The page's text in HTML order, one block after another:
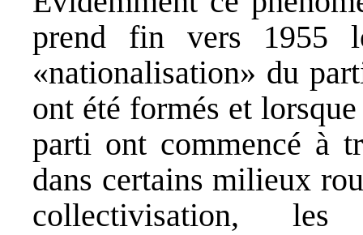
prend fin vers 1955
«nationalisation» du
ont été formés et
parti ont commencé à
dans certains milieux
collectivisation,